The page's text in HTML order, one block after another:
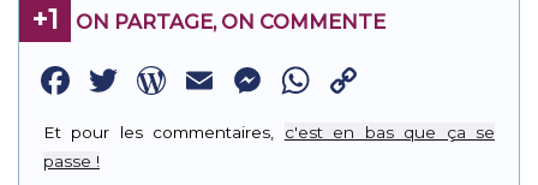
+1 ON PARTAGE, ON COMMENTE
Facebook
Twitter
WordPress
EmailMessenger
WhatsApp
Link
Et pour les commentaires, c'est en bas que ça se
passe !